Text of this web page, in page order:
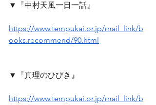
▼『中村天風一日一話』
https://www.tempukai.or.jp/mail_link/b
ooks.recommend/90.html
▼『真理のひびき』
https://www.tempukai.or.jp/mail_link/b